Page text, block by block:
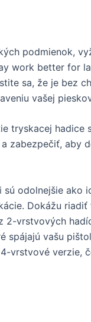
podmienok,
work better for
sa, že je bez
vašej
tryskacej hadice
zabezpečiť, aby
odolnejšie ako
Dokážu
2-vrstvových
spájajú vašu
vrstvové verzie,